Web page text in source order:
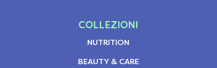
COLLEZIONI
NUTRITION
BEAUTY & CARE